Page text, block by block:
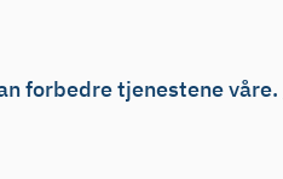
forbedre tjenestene våre.